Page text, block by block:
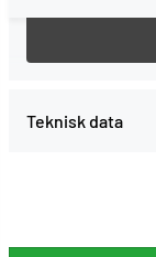
Nyckel för
Teknisk data